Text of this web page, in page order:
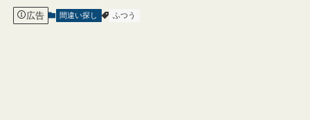
広告 間違い探し ふつう